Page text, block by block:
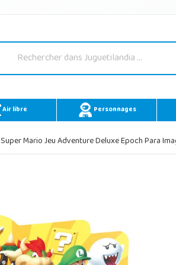
Air libre Personnages
Super Mario Jeu Adventure Deluxe Epoch Para